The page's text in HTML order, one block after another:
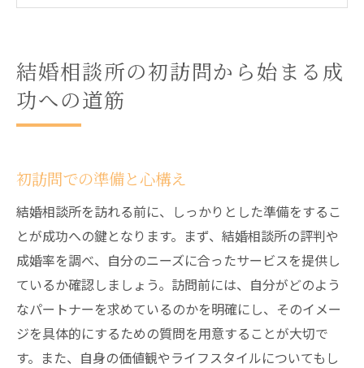
初回面談での成功体験談
プロのカウンセリングで理想のパートナー像を
明確に
ト
定期的なカウンセリングの効果
カウンセラーの視点からの新しい発見
具体的な目標設定の方法
カウンセリングでの成功事例
結婚相談所でのアドバイスを活用して自分を磨
く
結婚相談所の初訪問から始まる成
功への道筋
初訪問での準備と心構え
結婚相談所を訪れる前に、しっかりとした準備をするこ
とが成功への鍵となります。まず、結婚相談所の評判や
成婚率を調べ、自分のニーズに合ったサービスを提供し
ているか確認しましょう。訪問前には、自分がどのよう
なパートナーを求めているのかを明確にし、そのイメー
ジを具体的にするための質問を用意することが大切で
す。また、自身の価値観やライフスタイルについてもし